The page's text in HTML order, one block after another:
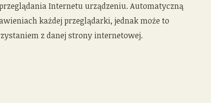
Internetu urządzeniu. Automatyczną
każdej przeglądarki, jednak może to
z danej strony internetowej.